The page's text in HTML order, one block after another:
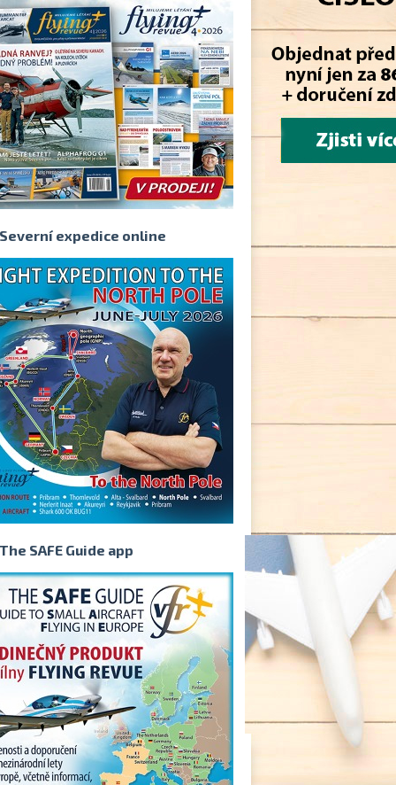
Severní expedice online
The SAFE Guide app